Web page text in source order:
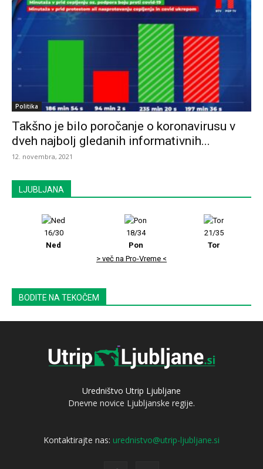
Politika
Takšno je bilo poročanje o koronavirusu v
dveh najbolj gledanih informativnih...
12. novembra, 2021
LJUBLJANA
16/30
Ned
18/34
Pon
21/35
Tor
> več na Pro-Vreme <
BODITE NA TEKOČEM
Uredništvo Utrip Ljubljane
Dnevne novice Ljubljanske regije.
Kontaktirajte nas: urednistvo@utrip-ljubljane.si